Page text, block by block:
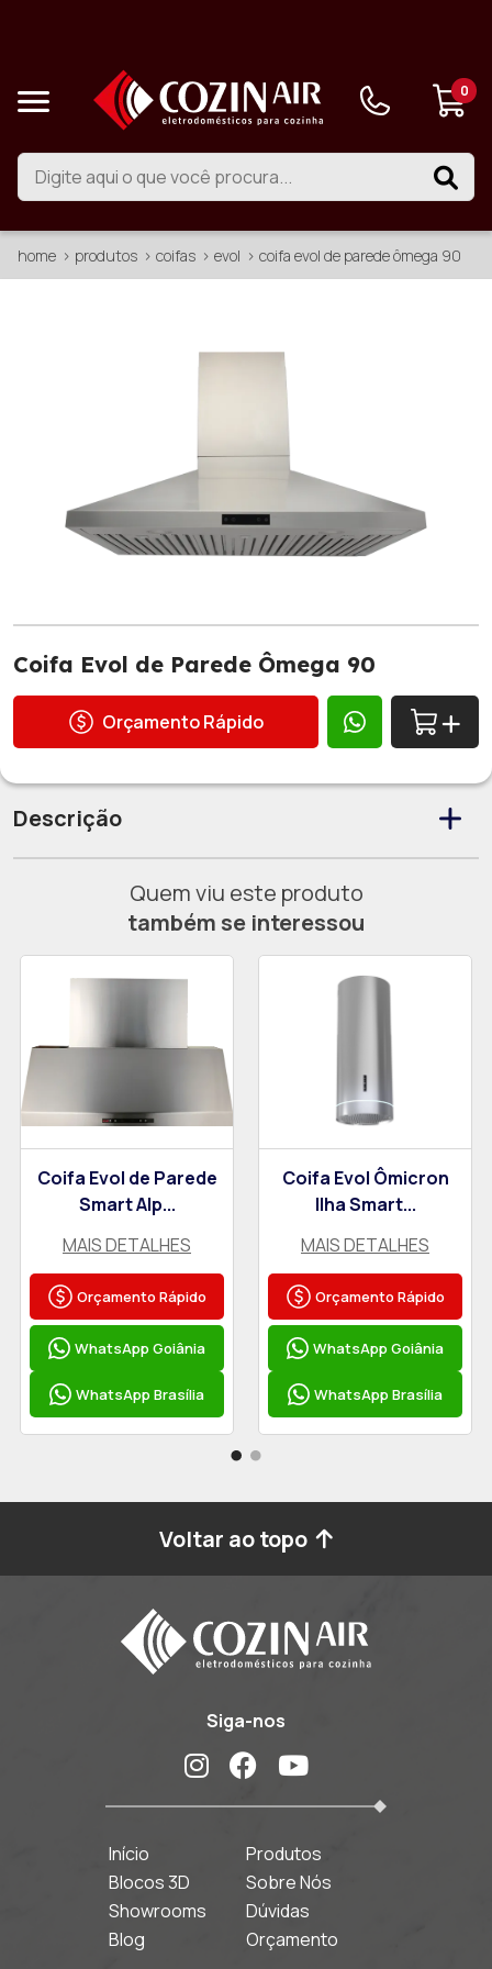
0
home produtos coifas evol coifa evol de parede ômega 90
Coifa Evol de Parede Ômega 90
Orçamento Rápido
Descrição
Quem viu este produto
também se interessou
Coifa Evol de Parede
Smart Alp...
MAIS DETALHES
Orçamento Rápido
WhatsApp Goiânia
WhatsApp Brasília
Coifa Evol Ômicron
Ilha Smart...
MAIS DETALHES
Orçamento Rápido
WhatsApp Goiânia
WhatsApp Brasília
Voltar ao topo
Siga-nos
Início
Produtos
Blocos 3D
Sobre Nós
Showrooms
Dúvidas
Blog
Orçamento